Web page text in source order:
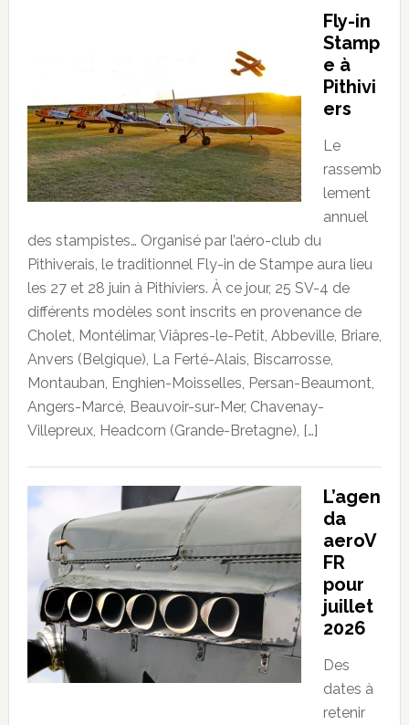
Fly-in
Stamp
e à
Pithivi
ers
Le
rassemb
lement
annuel
des stampistes… Organisé par l’aéro-club du
Pithiverais, le traditionnel Fly-in de Stampe aura lieu
les 27 et 28 juin à Pithiviers. À ce jour, 25 SV-4 de
différents modèles sont inscrits en provenance de
Cholet, Montélimar, Viâpres-le-Petit, Abbeville, Briare,
Anvers (Belgique), La Ferté-Alais, Biscarrosse,
Montauban, Enghien-Moisselles, Persan-Beaumont,
Angers-Marcé, Beauvoir-sur-Mer, Chavenay-
Villepreux, Headcorn (Grande-Bretagne), […]
L’agen
da
aeroV
FR
pour
juillet
2026
Des
dates à
retenir